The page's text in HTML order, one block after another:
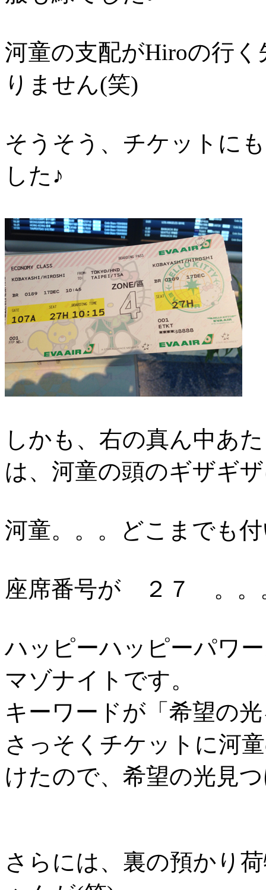
河童の支配がHiroの行
りません(笑)
そうそう、チケットに
した♪
しかも、右の真ん中あ
は、河童の頭のギザギ
河童。。。どこまでも
座席番号が ２７ 。。
ハッピーハッピーパワ
マゾナイトです。
キーワードが「希望の
さっそくチケットに河
けたので、希望の光見
さらには、裏の預かり